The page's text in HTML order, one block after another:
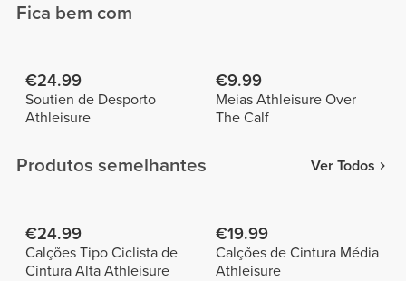
Fica bem com
€24.99
Soutien de Desporto
Athleisure
€9.99
Meias Athleisure Over
The Calf
Produtos semelhantes Ver Todos
€24.99
Calções Tipo Ciclista de
Cintura Alta Athleisure
€19.99
Calções de Cintura Média
Athleisure